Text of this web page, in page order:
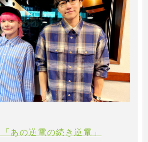
あの逆電の続き逆電」